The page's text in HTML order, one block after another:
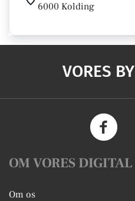
6000 Kolding
VORES BY
OM VORES DIGITAL
Om os